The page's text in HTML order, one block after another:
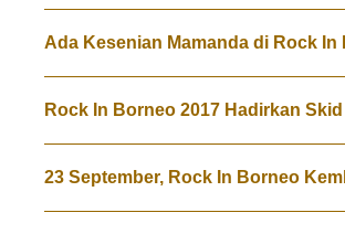
Ada Kesenian Mamanda di Rock In
Rock In Borneo 2017 Hadirkan
23 September, Rock In Borneo